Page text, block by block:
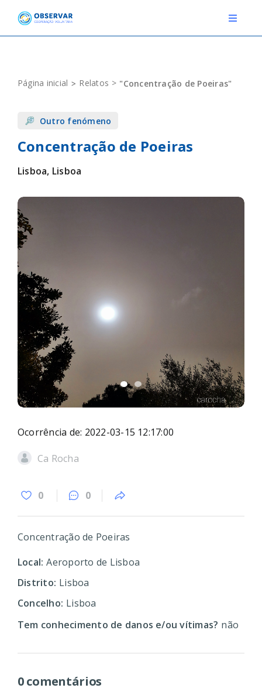
content
Toggle
EVENTOS
DEFINIÇÕES
F.A.Q.
Página inicial Relatos "Concentração de Poeiras"
Outro fenómeno
Concentração de Poeiras
Lisboa, Lisboa
Ocorrência de: 2022-03-15 12:17:00
Ca Rocha
0 0
Concentração de Poeiras
Local: Aeroporto de Lisboa
Distrito: Lisboa
Concelho: Lisboa
Tem conhecimento de danos e/ou vítimas? não
0 comentários